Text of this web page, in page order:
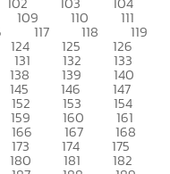
109 110 111
117 118 119
124 125 126
131 132 133
138 139 140
145 146 147
152 153 154
159 160 161
166 167 168
173 174 175
180 181 182